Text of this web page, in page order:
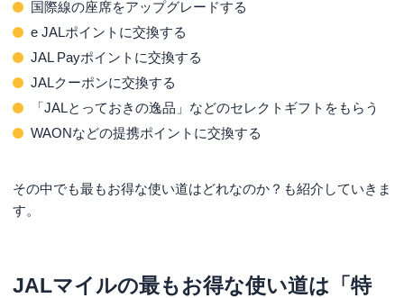
国際線の座席をアップグレードする
e JALポイントに交換する
JAL Payポイントに交換する
JALクーポンに交換する
「JALとっておきの逸品」などのセレクトギフトをもらう
WAONなどの提携ポイントに交換する
その中でも最もお得な使い道はどれなのか？も紹介していきま
す。
JALマイルの最もお得な使い道は「特